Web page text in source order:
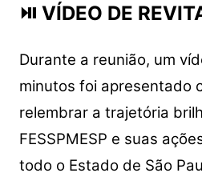
⏯ VÍDEO DE
Durante a reunião, um
minutos foi apresentado
relembrar a trajetória
FESSPMESP e suas
todo o Estado de São